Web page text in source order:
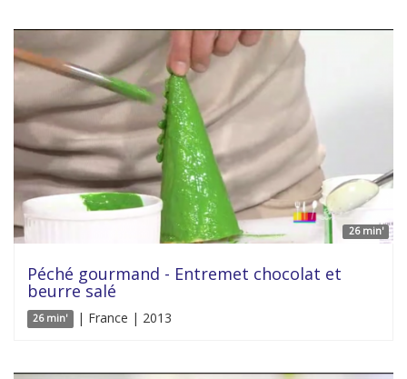
26 min'
Péché gourmand - Entremet chocolat et
beurre salé
26 min' | France | 2013